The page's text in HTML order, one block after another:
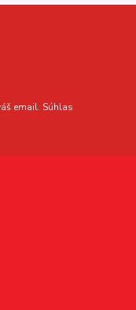
email. Súhlas